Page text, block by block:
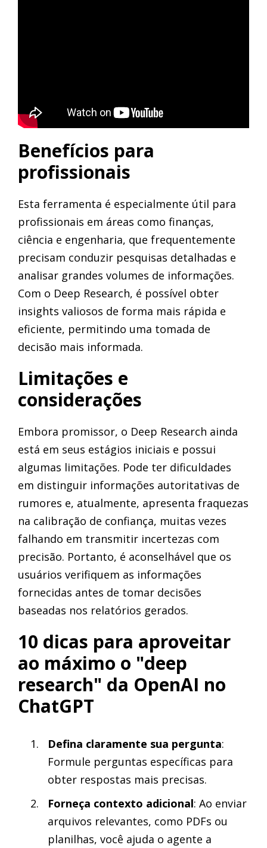
Benefícios para
profissionais
Esta ferramenta é especialmente útil para
profissionais em áreas como finanças,
ciência e engenharia, que frequentemente
precisam conduzir pesquisas detalhadas e
analisar grandes volumes de informações.
Com o Deep Research, é possível obter
insights valiosos de forma mais rápida e
eficiente, permitindo uma tomada de
decisão mais informada.
Limitações e
considerações
Embora promissor, o Deep Research ainda
está em seus estágios iniciais e possui
algumas limitações. Pode ter dificuldades
em distinguir informações autoritativas de
rumores e, atualmente, apresenta fraquezas
na calibração de confiança, muitas vezes
falhando em transmitir incertezas com
precisão. Portanto, é aconselhável que os
usuários verifiquem as informações
fornecidas antes de tomar decisões
baseadas nos relatórios gerados.
10 dicas para aproveitar
ao máximo o "deep
research" da OpenAI no
ChatGPT
Defina claramente sua pergunta:
Formule perguntas específicas para
obter respostas mais precisas.
Forneça contexto adicional: Ao enviar
arquivos relevantes, como PDFs ou
planilhas, você ajuda o agente a